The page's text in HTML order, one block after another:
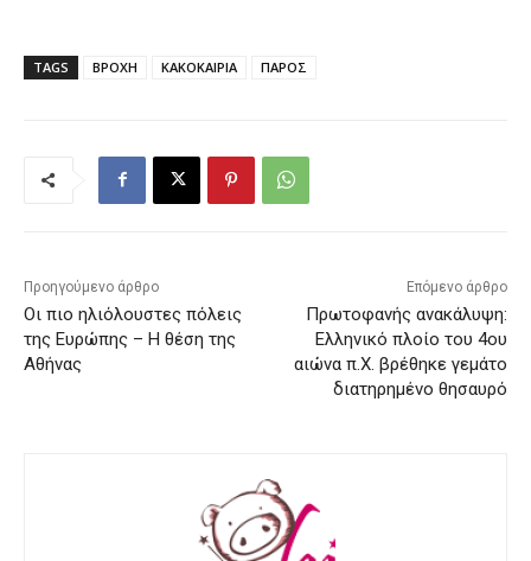
TAGS ΒΡΟΧΗ ΚΑΚΟΚΑΙΡΙΑ ΠΑΡΟΣ
Προηγούμενο άρθρο
Οι πιο ηλιόλουστες πόλεις
της Ευρώπης – Η θέση της
Αθήνας
Επόμενο άρθρο
Πρωτοφανής ανακάλυψη:
Ελληνικό πλοίο του 4ου
αιώνα π.Χ. βρέθηκε γεμάτο
διατηρημένο θησαυρό